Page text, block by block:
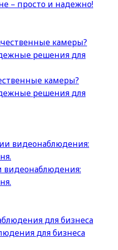
– просто и надежно!
камеры?
решения для
видеонаблюдения:
для бизнеса